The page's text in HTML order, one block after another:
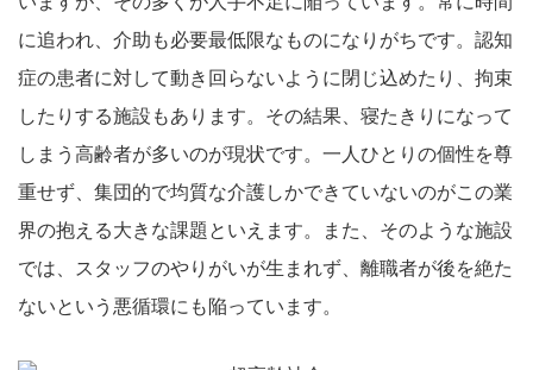
に追われ、介助も必要最低限なものになりがちです。認知
症の患者に対して動き回らないように閉じ込めたり、拘束
したりする施設もあります。その結果、寝たきりになって
しまう高齢者が多いのが現状です。一人ひとりの個性を尊
重せず、集団的で均質な介護しかできていないのがこの業
界の抱える大きな課題といえます。また、そのような施設
では、スタッフのやりがいが生まれず、離職者が後を絶た
ないという悪循環にも陥っています。